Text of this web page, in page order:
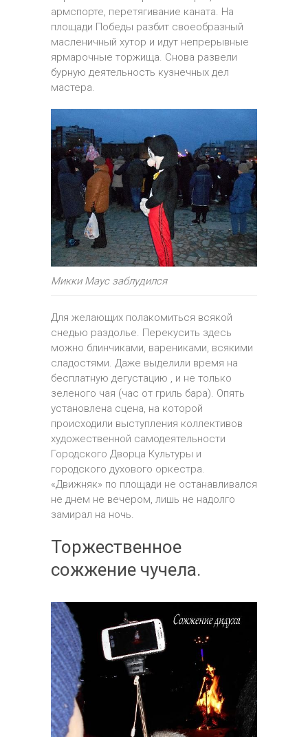
армспорте, перетягивание каната. На
площади Победы разбит своеобразный
масленичный хутор и идут непрерывные
ярмарочные торжища. Снова развели
бурную деятельность кузнечных дел
мастера.
Микки Маус заблудился
Для желающих полакомиться всякой
снедью раздолье. Перекусить здесь
можно блинчиками, варениками, всякими
сладостями. Даже выделили время на
бесплатную дегустацию , и не только
зеленого чая (час от гриль бара). Опять
установлена сцена, на которой
происходили выступления коллективов
художественной самодеятельности
Городского Дворца Культуры и
городского духового оркестра.
«Движняк» по площади не останавливался
не днем не вечером, лишь не надолго
замирал на ночь.
Торжественное
сожжение чучела.